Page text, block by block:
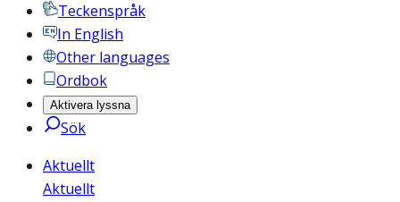
Teckenspråk
In English
Other languages
Ordbok
Aktivera lyssna
Sök
Aktuellt
Aktuellt